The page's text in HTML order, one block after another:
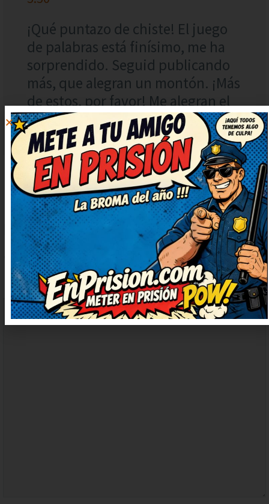
¡Qué puntazo de chiste! El juego
de palabras está finísimo, me ha
sorprendido. Seguid publicando
más, que alegran un montón. ¡Más
de estos, por favor! Me alegran el
día.
DEJAR
UN
COMENTARIO